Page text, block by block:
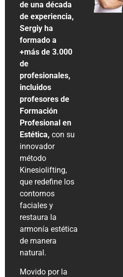
de una década
de experiencia,
Sergiy ha
formado a
+más de 3.000
de
profesionales,
incluidos
profesores de
Formación
Profesional en
Estética, con su
innovador
método
Kinesiolifting,
que redefine los
contornos
faciales y
restaura la
armonía estética
de manera
natural​.
Movido por la